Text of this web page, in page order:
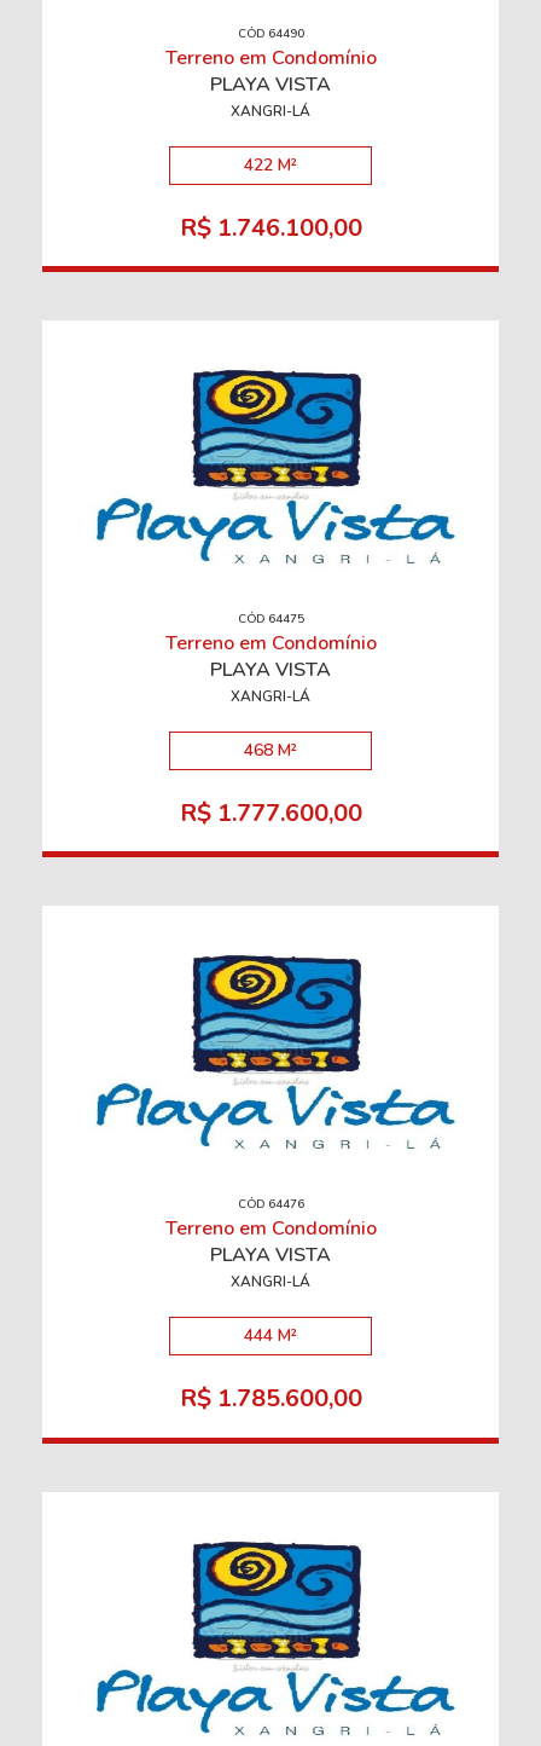
CÓD 64490
Terreno em Condomínio
PLAYA VISTA
XANGRI-LÁ
422 M²
R$ 1.746.100,00
CÓD 64475
Terreno em Condomínio
PLAYA VISTA
XANGRI-LÁ
468 M²
R$ 1.777.600,00
CÓD 64476
Terreno em Condomínio
PLAYA VISTA
XANGRI-LÁ
444 M²
R$ 1.785.600,00